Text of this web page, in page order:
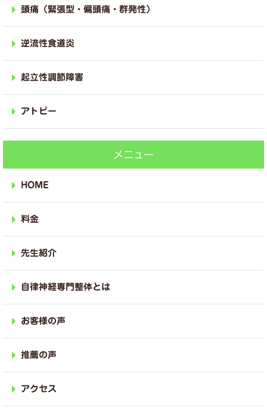
頭痛（緊張型・偏頭痛・群発性）
逆流性食道炎
起立性調節障害
アトピー
メニュー
HOME
料金
先生紹介
自律神経専門整体とは
お客様の声
推薦の声
アクセス